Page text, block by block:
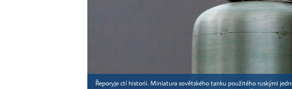
Řeporyje ctí historii. Miniatura sovětského tanku použitého ruskými